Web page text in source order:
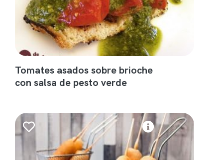
Tomates asados sobre brioche
con salsa de pesto verde